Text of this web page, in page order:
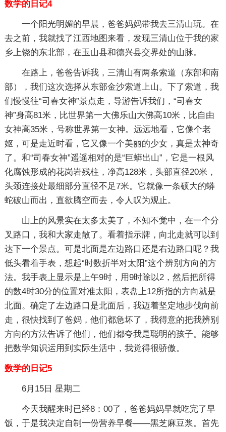
数学的日记4
一个阳光明媚的早晨，爸爸妈妈带我去三清山玩。在
去之前，我就找了江西地图来看，发现三清山位于我的家
乡上饶的东北部，在玉山县和德兴县交界处的山脉。
在路上，爸爸告诉我，三清山有两条索道（东部和南
部），我们这次选择从东部金沙索道上山。下了索道，我
们慢慢往“司春女神”景点走，导游告诉我们，“司春女
神”身高81米，比世界第一大佛乐山大佛高10米，比自由
女神高35米，号称世界第一女神。远远地看，它像个老
妪，可是走近时看，它又像一个美丽的少女，真是太神奇
了。和“司春女神”遥遥相对的是“巨蟒出山”，它是一根风
化腐蚀形成的花岗岩残柱，净高128米，头部直径20米，
头颈连接处最细部分直径不足7米。它就像一条硕大的蟒
蛇破山而出，直欲腾空而去，令人叹为观止。
山上的风景实在太多太美了，不知不觉中，在一个分
叉路口，我和大家走散了。看着指示牌，向北走就可以到
达下一个景点。可是北面是左边路口还是右边路口呢？我
低头看着手表，想起“时数折半对太阳”这个辨别方向的方
法。我手表上显示是上午9时，用9时除以2，然后把所得
的数4时30分的位置对准太阳，表盘上12所指的方向就是
北面。确定了左边路口是北面后，我迈着坚定地步伐向前
走，很快找到了爸妈，他们都急坏了，我得意的把我辨别
方向的方法告诉了他们，他们都夸我是聪明的孩子。能够
把数学知识运用到实际生活中，我觉得很骄傲。
数学的日记5
6月15日 星期二
今天我醒来时已经8：00了，爸爸妈妈早就吃完了早
饭，于是我决定自制一份营养早餐——黑芝麻豆浆。首先